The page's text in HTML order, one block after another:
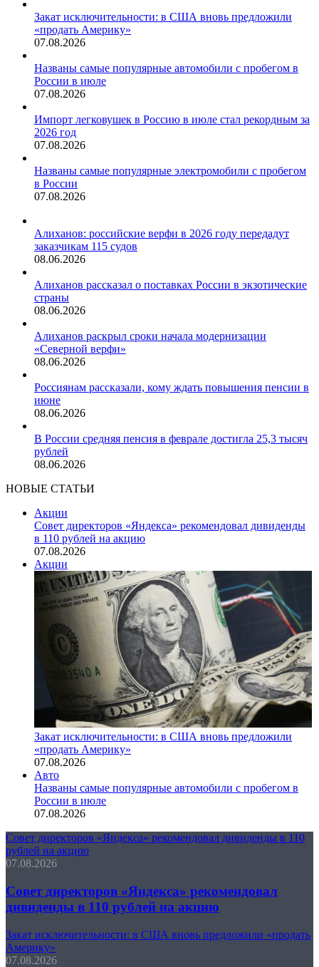
Закат исключительности: в США вновь предложили
«продать Америку»
07.08.2026
Названы самые популярные автомобили с пробегом в
России в июле
07.08.2026
Импорт легковушек в Россию в июле стал рекордным за
2026 год
07.08.2026
Названы самые популярные электромобили с пробегом
в России
07.08.2026
Алиханов: российские верфи в 2026 году передадут
заказчикам 115 судов
08.06.2026
Алиханов рассказал о поставках России в экзотические
страны
08.06.2026
Алиханов раскрыл сроки начала модернизации
«Северной верфи»
08.06.2026
Россиянам рассказали, кому ждать повышения пенсии в
июне
08.06.2026
В России средняя пенсия в феврале достигла 25,3 тысяч
рублей
08.06.2026
НОВЫЕ СТАТЬИ
Акции
Совет директоров «Яндекса» рекомендовал дивиденды
в 110 рублей на акцию
07.08.2026
Акции
Закат исключительности: в США вновь предложили
«продать Америку»
07.08.2026
Авто
Названы самые популярные автомобили с пробегом в
России в июле
07.08.2026
Совет директоров «Яндекса» рекомендовал дивиденды в 110
рублей на акцию
07.08.2026
Совет директоров «Яндекса» рекомендовал
дивиденды в 110 рублей на акцию
Закат исключительности: в США вновь предложили «продать
Америку»
07.08.2026